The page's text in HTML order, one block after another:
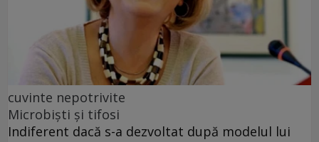
cuvinte nepotrivite
Microbiști și tifosi
Indiferent dacă s-a dezvoltat după modelul lui